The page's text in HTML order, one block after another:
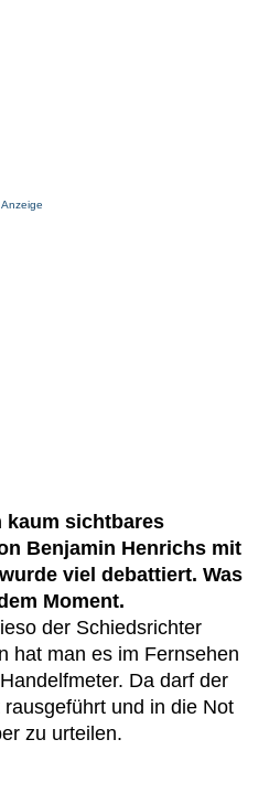
Anzeige
kaum sichtbares
Benjamin Henrichs mit
viel debattiert. Was
Moment.
der Schiedsrichter
hat man es im Fernsehen
Da darf der
und in die Not
zu urteilen.